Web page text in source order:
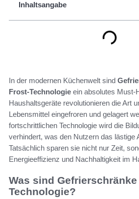
Inhaltsangabe
In der modernen Küchenwelt sind
Frost-Technologie ein absolutes Must-
Haushaltsgeräte revolutionieren die Art
Lebensmittel eingefroren und gelagert
fortschrittlichen Technologie wird die
verhindert, was den Nutzern das lästige
Tatsächlich sparen sie nicht nur Zeit,
Energieeffizienz und Nachhaltigkeit im
Was sind
Technologie?